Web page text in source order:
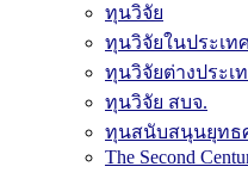
ทุนวิจัย
ทุนวิจัยในประเท
ทุนวิจัยต่างประเ
ทุนวิจัย สบจ.
ทุนสนับสนุนยุทธ
The Second